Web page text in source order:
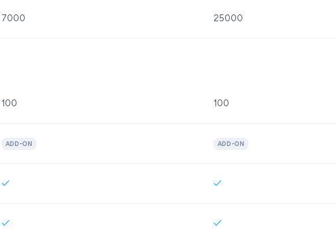
7000 25000
100 100
ADD-ON ADD-ON